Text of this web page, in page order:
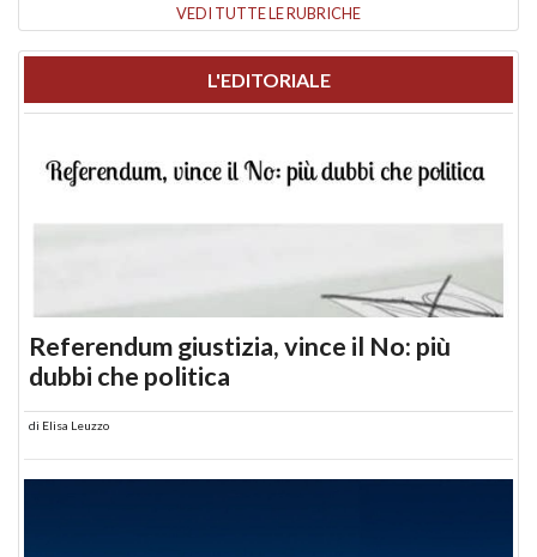
VEDI TUTTE LE RUBRICHE
L'EDITORIALE
Referendum giustizia, vince il No: più
dubbi che politica
di Elisa Leuzzo